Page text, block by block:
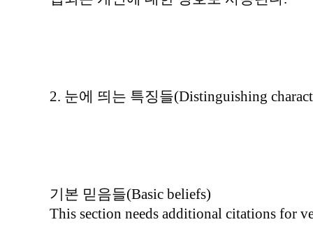
2. 눈에 띄는 특징들(Distinguishing
기본 믿음들(Basic beliefs)
This section needs additional citations for